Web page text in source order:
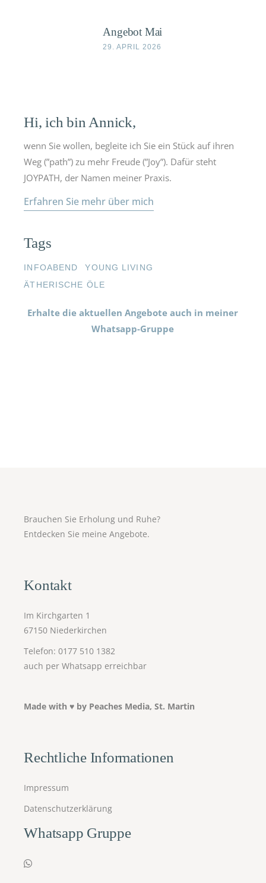
Angebot Mai
29. APRIL 2026
Hi, ich bin Annick,
wenn Sie wollen, begleite ich Sie ein Stück auf ihren
Weg (”path”) zu mehr Freude (”Joy”). Dafür steht
JOYPATH, der Namen meiner Praxis.
Erfahren Sie mehr über mich
Tags
INFOABEND
YOUNG LIVING
ÄTHERISCHE ÖLE
Erhalte die aktuellen Angebote auch in meiner
Whatsapp-Gruppe
Brauchen Sie Erholung und Ruhe?
Entdecken Sie meine Angebote.
Kontakt
Im Kirchgarten 1
67150 Niederkirchen
Telefon:0177 510 1382
auch per Whatsapp erreichbar
Made with ♥ by Peaches Media, St. Martin
Rechtliche Informationen
Impressum
Datenschutzerklärung
Whatsapp Gruppe